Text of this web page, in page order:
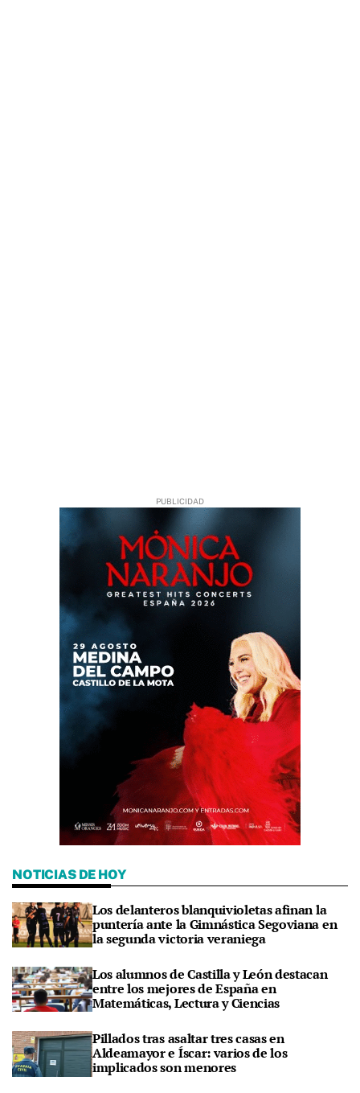
NOTICIAS DE HOY
Los delanteros blanquivioletas afinan la
puntería ante la Gimnástica Segoviana en
la segunda victoria veraniega
Los alumnos de Castilla y León destacan
entre los mejores de España en
Matemáticas, Lectura y Ciencias
Pillados tras asaltar tres casas en
Aldeamayor e Íscar: varios de los
implicados son menores